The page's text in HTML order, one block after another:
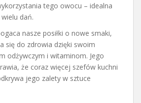
tego owocu – idealna
dań.
nasze posiłki o nowe smaki,
się do zdrowia dzięki swoim
odżywczym i witaminom. Jego
że coraz więcej szefów kuchni
jego zalety w sztuce